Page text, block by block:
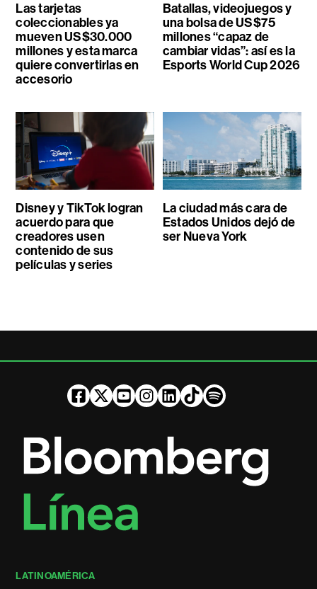
Las tarjetas
coleccionables ya
mueven US$30.000
millones y esta marca
quiere convertirlas en
accesorio
Batallas, videojuegos y
una bolsa de US$75
millones “capaz de
cambiar vidas”: así es la
Esports World Cup 2026
Disney y TikTok logran
acuerdo para que
creadores usen
contenido de sus
películas y series
La ciudad más cara de
Estados Unidos dejó de
ser Nueva York
LATINOAMÉRICA